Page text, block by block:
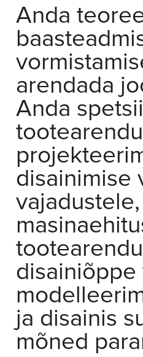
Anda
arendada
Anda
disainimise
ja disainis
mõned